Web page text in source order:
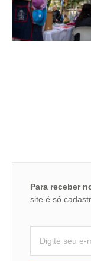
Para receber
site é só